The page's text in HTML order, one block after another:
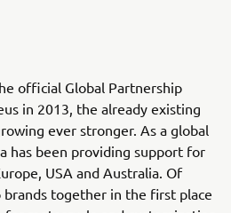
official Global Partnership
in 2013, the already existing
ever stronger. As a global
has been providing support for
USA and Australia. Of
together in the first place